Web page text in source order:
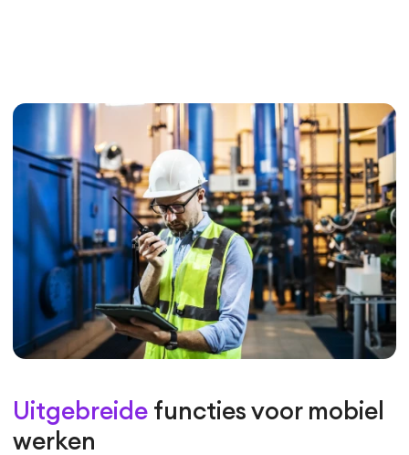
Uitgebreide functies voor mobiel
werken